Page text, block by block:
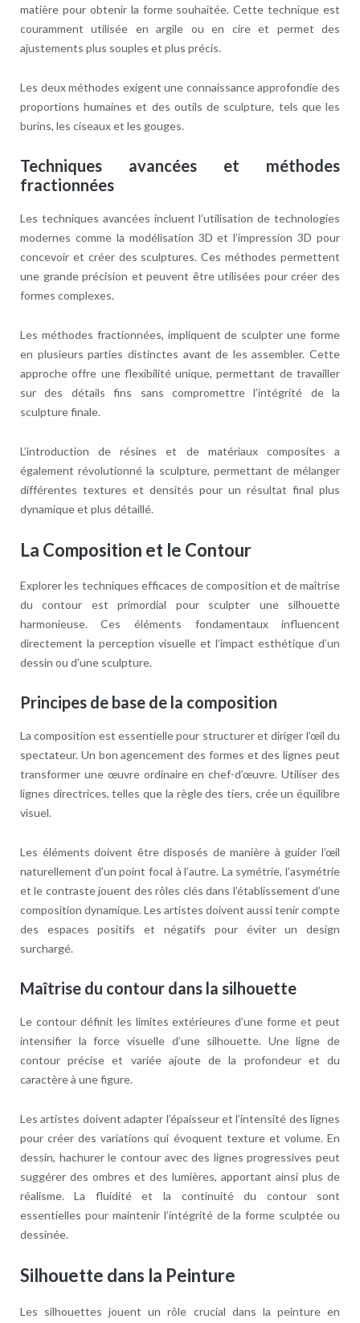
matière pour obtenir la forme souhaitée. Cette technique est
couramment utilisée en argile ou en cire et permet des
ajustements plus souples et plus précis.
Les deux méthodes exigent une connaissance approfondie des
proportions humaines et des outils de sculpture, tels que les
burins, les ciseaux et les gouges.
Techniques avancées et méthodes
fractionnées
Les techniques avancées incluent l’utilisation de technologies
modernes comme la modélisation 3D et l’impression 3D pour
concevoir et créer des sculptures. Ces méthodes permettent
une grande précision et peuvent être utilisées pour créer des
formes complexes.
Les méthodes fractionnées, impliquent de sculpter une forme
en plusieurs parties distinctes avant de les assembler. Cette
approche offre une flexibilité unique, permettant de travailler
sur des détails fins sans compromettre l’intégrité de la
sculpture finale.
L’introduction de résines et de matériaux composites a
également révolutionné la sculpture, permettant de mélanger
différentes textures et densités pour un résultat final plus
dynamique et plus détaillé.
La Composition et le Contour
Explorer les techniques efficaces de composition et de maîtrise
du contour est primordial pour sculpter une silhouette
harmonieuse. Ces éléments fondamentaux influencent
directement la perception visuelle et l’impact esthétique d’un
dessin ou d’une sculpture.
Principes de base de la composition
La composition est essentielle pour structurer et diriger l’œil du
spectateur. Un bon agencement des formes et des lignes peut
transformer une œuvre ordinaire en chef-d’œuvre. Utiliser des
lignes directrices, telles que la règle des tiers, crée un équilibre
visuel.
Les éléments doivent être disposés de manière à guider l’œil
naturellement d’un point focal à l’autre. La symétrie, l’asymétrie
et le contraste jouent des rôles clés dans l’établissement d’une
composition dynamique. Les artistes doivent aussi tenir compte
des espaces positifs et négatifs pour éviter un design
surchargé.
Maîtrise du contour dans la silhouette
Le contour définit les limites extérieures d’une forme et peut
intensifier la force visuelle d’une silhouette. Une ligne de
contour précise et variée ajoute de la profondeur et du
caractère à une figure.
Les artistes doivent adapter l’épaisseur et l’intensité des lignes
pour créer des variations qui évoquent texture et volume. En
dessin, hachurer le contour avec des lignes progressives peut
suggérer des ombres et des lumières, apportant ainsi plus de
réalisme. La fluidité et la continuité du contour sont
essentielles pour maintenir l’intégrité de la forme sculptée ou
dessinée.
Silhouette dans la Peinture
Les silhouettes jouent un rôle crucial dans la peinture en